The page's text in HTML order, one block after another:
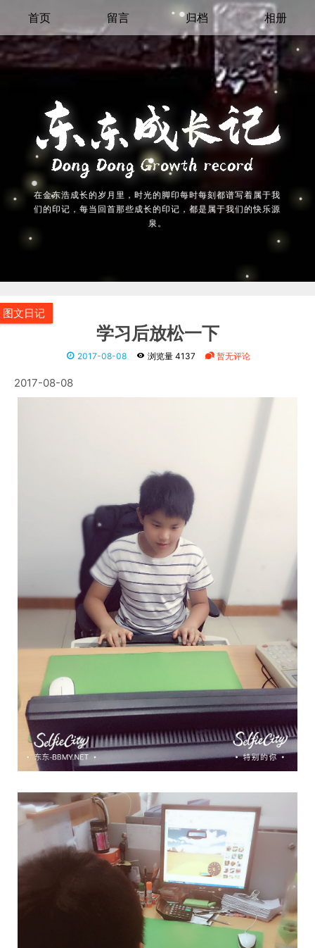
首页 留言 归档 相册
在金东浩成长的岁月里，时光的脚印每时每刻都谱写着属于我
们的印记，每当回首那些成长的印记，都是属于我们的快乐源
泉。
图文日记
学习后放松一下
2017-08-08 浏览量 4137 暂无评论
2017-08-08